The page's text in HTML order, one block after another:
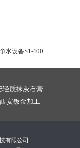
水设备S1-400
轻质抹灰石膏
西安钣金加工
有限公司